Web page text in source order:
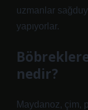
uzmanlar
yapıyorlar.
nedir?
Maydanoz, çim,